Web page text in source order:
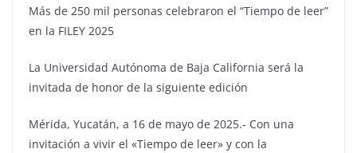
Más de 250 mil personas celebraron el “Tiempo de leer”
en la FILEY 2025
La Universidad Autónoma de Baja California será la
invitada de honor de la siguiente edición
Mérida, Yucatán, a 16 de mayo de 2025.- Con una
invitación a vivir el «Tiempo de leer» y con la